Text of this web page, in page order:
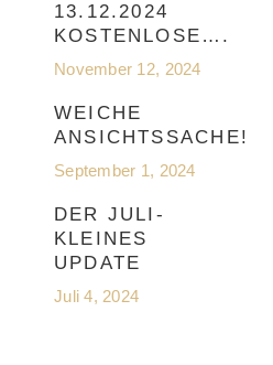
13.12.2024
KOSTENLOSE….
November 12, 2024
WEICHE
ANSICHTSSACHE!
September 1, 2024
DER JULI-
KLEINES
UPDATE
Juli 4, 2024